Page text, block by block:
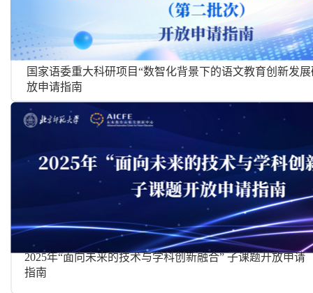
国家语委重大科研项目“数智化背景下的语文教育创新发
放申请指南
2025年“面向未来的技术与学科创新融合” 子课题开放申请
指南